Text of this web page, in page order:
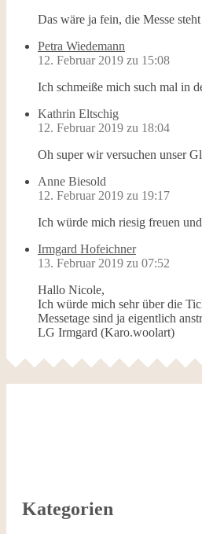
Das wäre ja fein, die Messe
Petra Wiedemann
12. Februar 2019 zu 15:08
Ich schmeiße mich such mal in
Kathrin Eltschig
12. Februar 2019 zu 18:04
Oh super wir versuchen unser
Anne Biesold
12. Februar 2019 zu 19:17
Ich würde mich riesig freuen
Irmgard Hofeichner
13. Februar 2019 zu 07:52
Hallo Nicole,
Ich würde mich sehr über die
Messetage sind ja eigentlich
LG Irmgard (Karo.woolart)
Kategorien